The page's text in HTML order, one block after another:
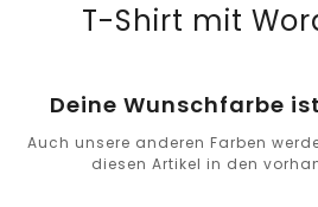
T-Shirt mit
Deine Wunschfarbe
Auch unsere anderen Farben
diesen Artikel in den